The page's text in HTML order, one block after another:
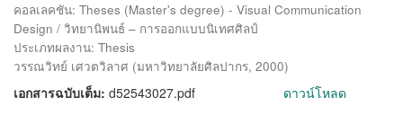
คอลเลคชัน: Theses (Master's degree) - Visual Communication
Design / วิทยานิพนธ์ – การออกแบบนิเทศศิลป์
ประเภทผลงาน: Thesis
วรรณวิทย์ เศวตวิลาศ (มหาวิทยาลัยศิลปากร, 2000)
เอกสารฉบับเต็ม: d52543027.pdf ดาวน์โหลด